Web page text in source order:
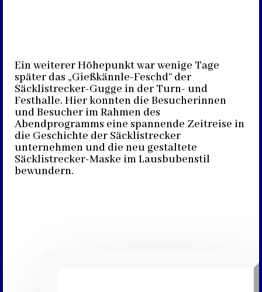
Ein weiterer Höhepunkt war wenige Tage
später das „Gießkännle-Feschd“ der
Säcklistrecker-Gugge in der Turn- und
Festhalle. Hier konnten die Besucherinnen
und Besucher im Rahmen des
Abendprogramms eine spannende Zeitreise in
die Geschichte der Säcklistrecker
unternehmen und die neu gestaltete
Säcklistrecker-Maske im Lausbubenstil
bewundern.